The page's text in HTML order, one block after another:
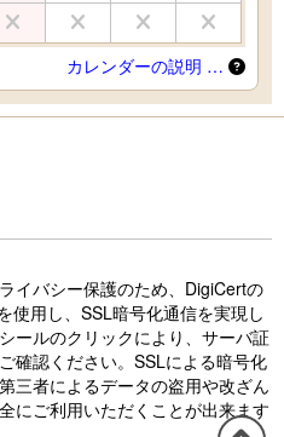
カレンダーの説明 …
イバシー保護のため、DigiCertの
使用し、SSL暗号化通信を実現し
ールのクリックにより、サーバ証
確認ください。SSLによる暗号化
三者によるデータの盗用や改ざん
にご利用いただくことが出来ます